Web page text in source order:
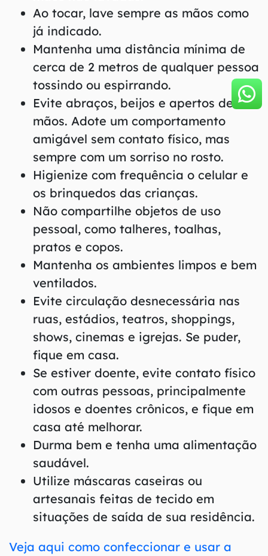
Ao tocar, lave sempre as mãos como
já indicado.
Mantenha uma distância mínima de
cerca de 2 metros de qualquer pessoa
tossindo ou espirrando.
Evite abraços, beijos e apertos de
mãos. Adote um comportamento
amigável sem contato físico, mas
sempre com um sorriso no rosto.
Higienize com frequência o celular e
os brinquedos das crianças.
Não compartilhe objetos de uso
pessoal, como talheres, toalhas,
pratos e copos.
Mantenha os ambientes limpos e bem
ventilados.
Evite circulação desnecessária nas
ruas, estádios, teatros, shoppings,
shows, cinemas e igrejas. Se puder,
fique em casa.
Se estiver doente, evite contato físico
com outras pessoas, principalmente
idosos e doentes crônicos, e fique em
casa até melhorar.
Durma bem e tenha uma alimentação
saudável.
Utilize máscaras caseiras ou
artesanais feitas de tecido em
situações de saída de sua residência.
Veja aqui como confeccionar e usar a